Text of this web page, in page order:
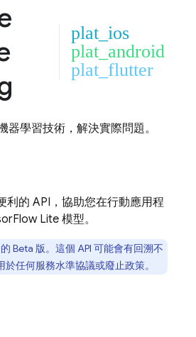
plat_ios
plat_android
plat_flutter
器學習技術，解決實際問題。
利的 API，協助您在行動應用程
Lite 模型。
的 Beta 版。這個 API 可能會有回溯不
任何服務水準協議或廢止政策。